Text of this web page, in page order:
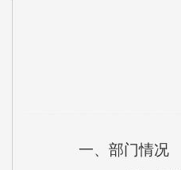
一、部门情况